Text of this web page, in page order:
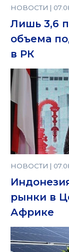
НОВОСТИ |
Лишь 3,6
объема
в РК
НОВОСТИ |
рынки в
Африке